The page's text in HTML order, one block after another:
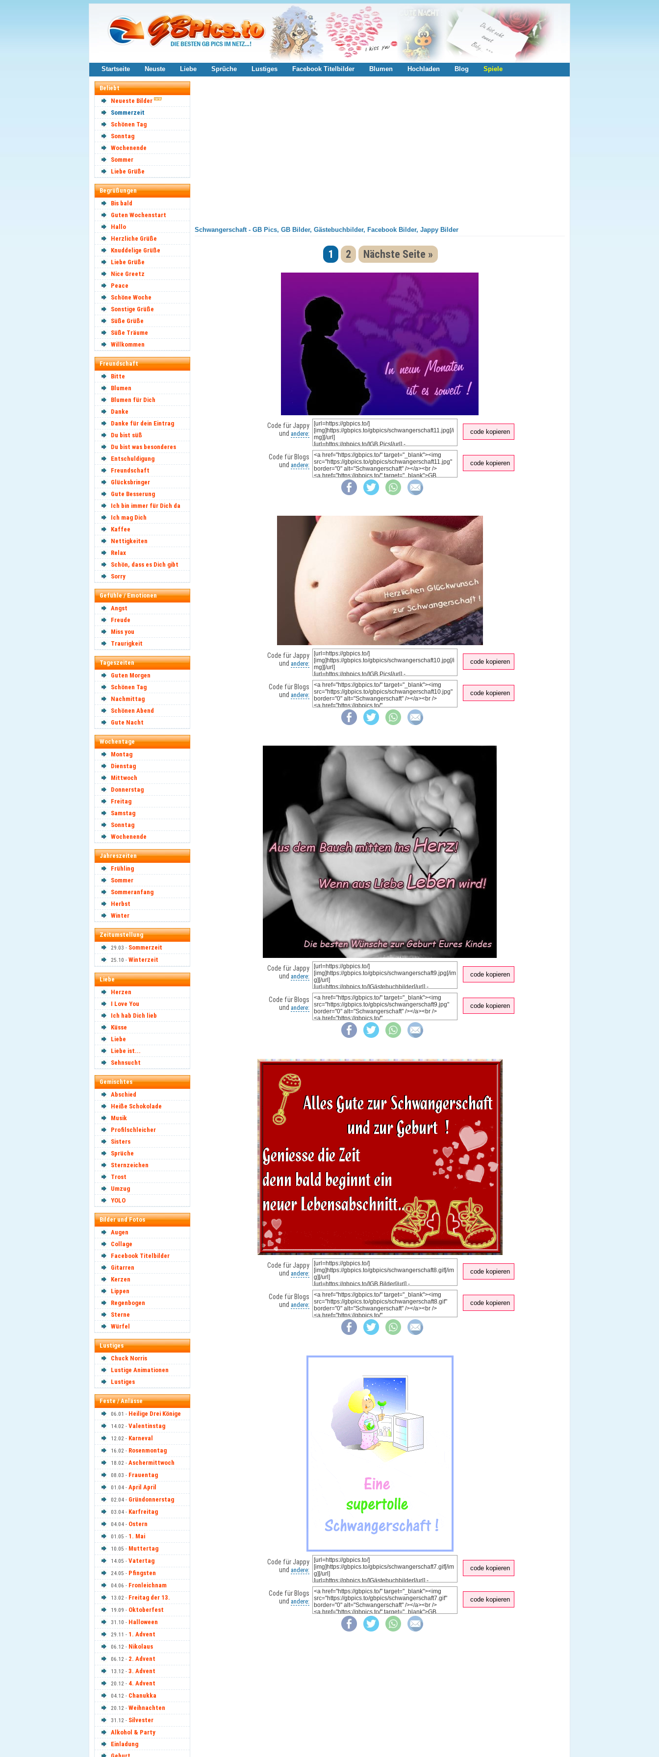
Startseite Neuste Liebe Sprüche Lustiges Facebook Titelbilder Blumen Hochladen Blog Spiele
Beliebt
Neueste Bilder
Sommerzeit
Schönen Tag
Sonntag
Wochenende
Sommer
Liebe Grüße
Begrüßungen
Bis bald
Guten Wochenstart
Hallo
Herzliche Grüße
Knuddelige Grüße
Liebe Grüße
Nice Greetz
Peace
Schöne Woche
Sonstige Grüße
Süße Grüße
Süße Träume
Willkommen
Freundschaft
Bitte
Blumen
Blumen für Dich
Danke
Danke für dein Eintrag
Du bist süß
Du bist was besonderes
Entschuldigung
Freundschaft
Glücksbringer
Gute Besserung
Ich bin immer für Dich da
Ich mag Dich
Kaffee
Nettigkeiten
Relax
Schön, dass es Dich gibt
Sorry
Gefühle / Emotionen
Angst
Freude
Miss you
Traurigkeit
Tageszeiten
Guten Morgen
Schönen Tag
Nachmittag
Schönen Abend
Gute Nacht
Wochentage
Montag
Dienstag
Mittwoch
Donnerstag
Freitag
Samstag
Sonntag
Wochenende
Jahreszeiten
Frühling
Sommer
Sommeranfang
Herbst
Winter
Zeitumstellung
29.03 - Sommerzeit
25.10 - Winterzeit
Liebe
Herzen
I Love You
Ich hab Dich lieb
Küsse
Liebe
Liebe ist...
Sehnsucht
Gemischtes
Abschied
Heiße Schokolade
Musik
Profilschleicher
Sisters
Sprüche
Sternzeichen
Trost
Umzug
YOLO
Bilder und Fotos
Augen
Collage
Facebook Titelbilder
Gitarren
Kerzen
Lippen
Regenbogen
Sterne
Würfel
Lustiges
Chuck Norris
Lustige Animationen
Lustiges
Feste / Anlässe
06.01 - Heilige Drei Könige
14.02 - Valentinstag
12.02 - Karneval
16.02 - Rosenmontag
18.02 - Aschermittwoch
08.03 - Frauentag
01.04 - April April
02.04 - Gründonnerstag
03.04 - Karfreitag
04.04 - Ostern
01.05 - 1. Mai
10.05 - Muttertag
14.05 - Vatertag
24.05 - Pfingsten
04.06 - Fronleichnam
13.02 - Freitag der 13.
19.09 - Oktoberfest
31.10 - Halloween
29.11 - 1. Advent
06.12 - Nikolaus
06.12 - 2. Advent
13.12 - 3. Advent
20.12 - 4. Advent
04.12 - Chanukka
20.12 - Weihnachten
31.12 - Silvester
Alkohol & Party
Einladung
Schwangerschaft - GB Pics, GB Bilder, Gästebuchbilder, Facebook Bilder, Jappy Bilder
1 2 Nächste Seite »
Code für Jappy
und andere: code kopieren
Code für Blogs
und andere: code kopieren
Code für Jappy
und andere: code kopieren
Code für Blogs
und andere: code kopieren
Code für Jappy
und andere: code kopieren
Code für Blogs
und andere: code kopieren
Code für Jappy
und andere: code kopieren
Code für Blogs
und andere: code kopieren
Code für Jappy
und andere: code kopieren
Code für Blogs
und andere: code kopieren